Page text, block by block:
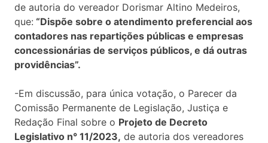
de autoria do vereador Dorismar Altino Medeiros,
que: “Dispõe sobre o atendimento preferencial aos
contadores nas repartições públicas e empresas
concessionárias de serviços públicos, e dá outras
providências”.
-Em discussão, para única votação, o Parecer da
Comissão Permanente de Legislação, Justiça e
Redação Final sobre o Projeto de Decreto
Legislativo n° 11/2023, de autoria dos vereadores